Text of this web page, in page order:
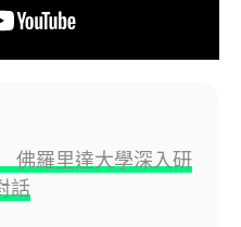
佛羅里達大學深入研
話